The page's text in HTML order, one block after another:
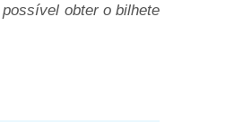
obter o bilhete